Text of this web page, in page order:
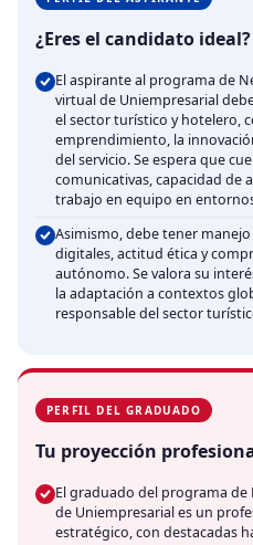
¿Eres el candidato ideal?
El aspirante al programa de
virtual de Uniempresarial
el sector turístico y hotelero,
emprendimiento, la
del servicio. Se espera que
comunicativas, capacidad de
trabajo en equipo en
Asimismo, debe tener
digitales, actitud ética y
autónomo. Se valora su
la adaptación a contextos
responsable del sector
PERFIL DEL GRADUADO
Tu proyección
El graduado del programa
de Uniempresarial es un
estratégico, con destacadas